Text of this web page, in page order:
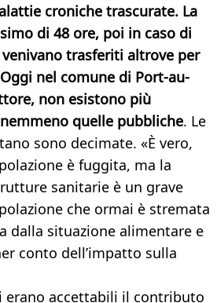
croniche trascurate. La
di 48 ore, poi in caso di
trasferiti altrove per
nel comune di Port-au-
non esistono più
quelle pubbliche. Le
sono decimate. «È vero,
è fuggita, ma la
sanitarie è un grave
che ormai è stremata
dalla situazione alimentare e
conto dell’impatto sulla
erano accettabili il contributo